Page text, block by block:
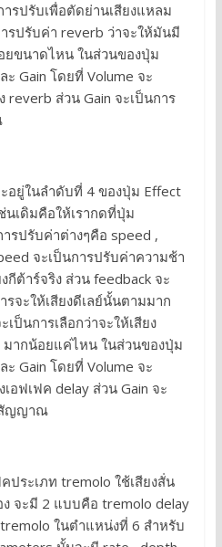
รปรับเพื่อตัดย่านเสียงแหลม
รปรับค่า reverb ว่าจะให้มันมี
ยขนาดไหน ในส่วนของปุ่ม
Gain โดยที่ Volume จะ
reverb ส่วน Gain จะเป็นการ
อยู่ในลำดับที่ 4 ของปุ่ม Effect
นเดิมคือให้เรากดที่ปุ่ม
รปรับค่าต่างๆคือ speed ,
จะเป็นการปรับค่าความช้า
กีต้าร์จริง ส่วน feedback จะ
รจะให้เสียงดีเลย์นั้นตามมาก
ป็นการเลือกว่าจะให้เสียง
มากน้อยแค่ไหน ในส่วนของปุ่ม
Gain โดยที่ Volume จะ
อฟเฟค delay ส่วน Gain จะ
สัญญาณ
ประเภท tremolo ใช้เสียงสั่น
ง จะมี 2 แบบคือ tremolo delay
ในตำแหน่งที่ 6 สำหรับ